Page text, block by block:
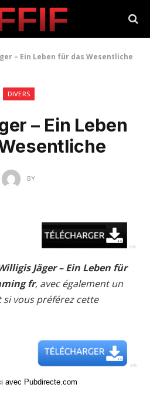
– Ein Leben für das Wesentliche
DIVERS
– Ein Leben
BY
Jäger – Ein Leben für
fr, avec également un
vous préférez cette
avec Pubdirecte.com